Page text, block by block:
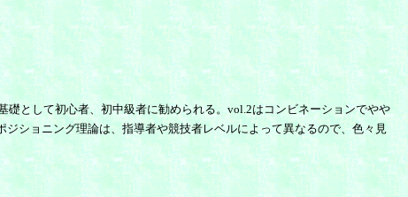
として初心者、初中級者に勧められる。vol.2はコンビネーションでやや
ショニング理論は、指導者や競技者レベルによって異なるので、色々見